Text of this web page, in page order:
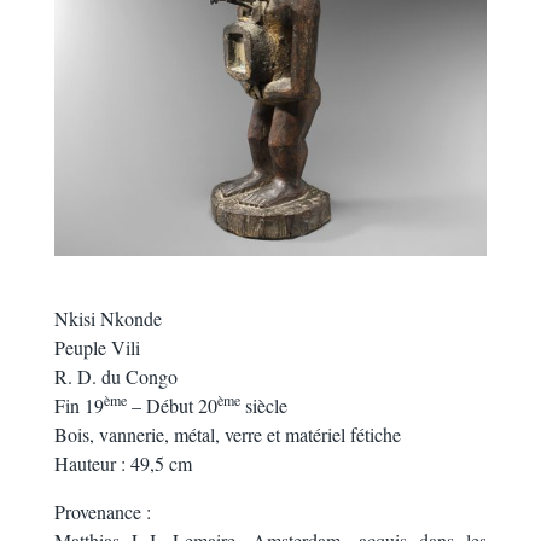
Nkisi Nkonde
Peuple Vili
R. D. du Congo
Fin 19ème– Début 20èmesiècle
Bois, vannerie, métal, verre et matériel fétiche
Hauteur : 49,5 cm
Provenance :